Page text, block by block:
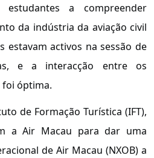
a compreender
da indústria da aviação civil
estavam activos na sessão de
e a interacção entre os
foi óptima.
de Formação Turística (IFT),
a Air Macau para dar uma
de Air Macau (NXOB) a